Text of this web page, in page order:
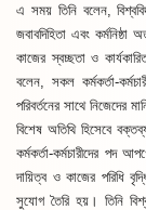
এ সময় তিনি বলেন,
জবাবদিহিতা এবং
কাজের স্বচ্ছতা ও
বলেন, সকল কর্মকর্তা-
পরিবর্তনের সাথে নিজেদের
বিশেষ অতিথি হিসেবে
কর্মকর্তা-কর্মচারীদের পদ
দায়িত্ব ও কাজের পরিধি
সুযোগ তৈরি হয়। তিনি